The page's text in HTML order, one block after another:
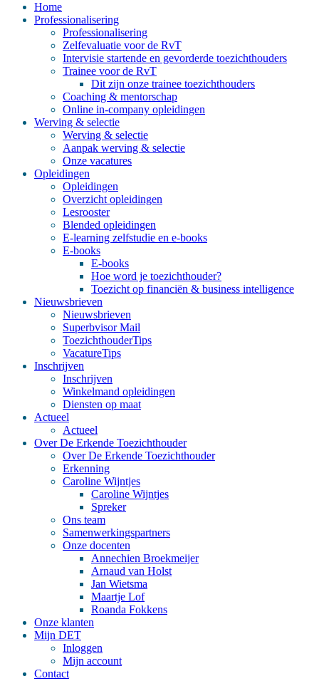
Home
Professionalisering
Professionalisering
Zelfevaluatie voor de RvT
Intervisie startende en gevorderde toezichthouders
Trainee voor de RvT
Dit zijn onze trainee toezichthouders
Coaching & mentorschap
Online in-company opleidingen
Werving & selectie
Werving & selectie
Aanpak werving & selectie
Onze vacatures
Opleidingen
Opleidingen
Overzicht opleidingen
Lesrooster
Blended opleidingen
E-learning zelfstudie en e-books
E-books
E-books
Hoe word je toezichthouder?
Toezicht op financiën & business intelligence
Nieuwsbrieven
Nieuwsbrieven
Superbvisor Mail
ToezichthouderTips
VacatureTips
Inschrijven
Inschrijven
Winkelmand opleidingen
Diensten op maat
Actueel
Actueel
Over De Erkende Toezichthouder
Over De Erkende Toezichthouder
Erkenning
Caroline Wijntjes
Caroline Wijntjes
Spreker
Ons team
Samenwerkingspartners
Onze docenten
Annechien Broekmeijer
Arnaud van Holst
Jan Wietsma
Maartje Lof
Roanda Fokkens
Onze klanten
Mijn DET
Inloggen
Mijn account
Contact